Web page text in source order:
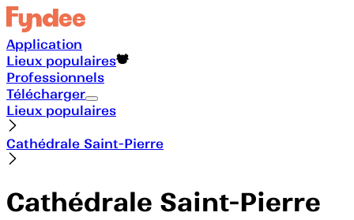
Application
Lieux populaires
Professionnels
Télécharger
Lieux populaires
Cathédrale Saint-Pierre
Cathédrale Saint-Pierre